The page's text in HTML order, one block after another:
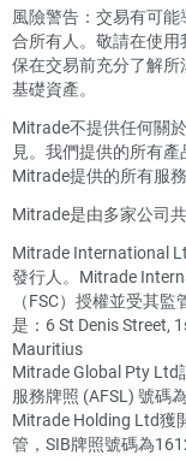
風險警告：交易有可
合所有人。敬請在使
保在交易前充分了解
基礎資產。
Mitrade不提供任何關
見。我們提供的所有
Mitrade提供的所有服
Mitrade是由多家公司
Mitrade International
發行人。Mitrade
（FSC）授權並受其
是：6 St Denis Street,
Mauritius
Mitrade Global Pty Ltd
服務牌照 (AFSL) 號碼
Mitrade Holding Ltd獲
管，SIB牌照號碼為